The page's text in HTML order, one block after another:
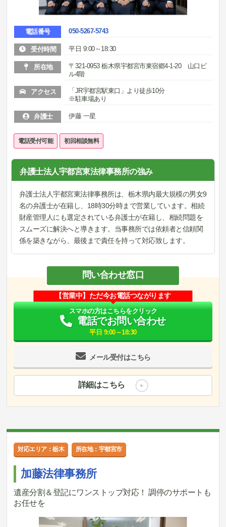
電話番号 050-5267-5743
受付時間 平日 9:00～18:30
所在地
〒321-0953 栃木県宇都宮市東宿郷4-1-20 山口ビ
ル4階
アクセス
「JR宇都宮駅東口」より徒歩10分
※駐車場あり
弁護士 伊藤 一星
電話受付可能 初回相談無料
弁護士法人宇都宮東法律事務所の強み
弁護士法人宇都宮東法律事務所は、栃木県内最大規模の男女9
名の弁護士が在籍し、18時30分時まで営業しています。相続
財産管理人にも選定されている弁護士が在籍し、相続問題を
スムーズに解決へと導きます。当事務所では依頼者と信頼関
係を築きながら、最後まで責任を持って対応致します。
問い合わせ窓口
メール受付はこちら
【営業中】ただ今お電話つながります
スマホの方はこちらをクリック
電話でお問い合わせ
平日 9:00～18:30
詳細はこちら
対応エリア：栃木 所在地：宇都宮市
加藤法律事務所
遺産分割＆登記にワンストップ対応！ 調停のサポートも
お任せを